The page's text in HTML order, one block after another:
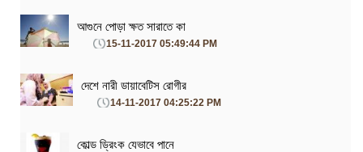
আগুনে পোড়া ক্ষত সারাতে কা
15-11-2017 05:49:44 PM
দেশে নারী ডায়াবেটিস রোগীর
14-11-2017 04:25:22 PM
কোল্ড ড্রিংক যেভাবে পানে